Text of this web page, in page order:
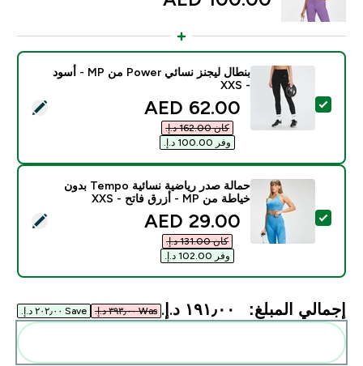
تحديد هذا المنتج - بنطال ليجنز نسائي Power من MP - أسود - XXS
بنطال ليجنز نسائي Power من MP - أسود
- XXS
discounted price
62.00 AED‎
كان ‏162.00 د.إ.‏‎
وفر ‏100.00 د.إ.‏‎
تحديد هذا المنتج - حمالة صدر رياضية نسائية Tempo بدون خياطة من MP - أزرق فاتح - XXS
حمالة صدر رياضية نسائية Tempo بدون
خياطة من MP - أزرق فاتح - XXS
discounted price
29.00 AED‎
كان ‏131.00 د.إ.‏‎
وفر ‏102.00 د.إ.‏‎
إجمالي المبلغ: ١٩١٫٠٠ د.إ.‏‎ Was ٣٩٣٫٠٠ د.إ.‏‎ Save ٢٠٢٫٠٠ د.إ.‏‎